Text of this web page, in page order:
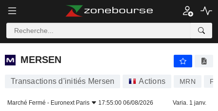
MERSEN
MERSEN
Transactions d'initiés Mersen Actions MRN
Marché Fermé - Euronext Paris 17:55:00 06/08/2026 Varia. 1 janv.